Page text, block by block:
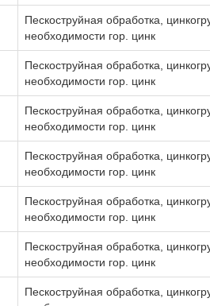
Пескоструйная обработка,
необходимости гор. цинк
Пескоструйная обработка,
необходимости гор. цинк
Пескоструйная обработка,
необходимости гор. цинк
Пескоструйная обработка,
необходимости гор. цинк
Пескоструйная обработка,
необходимости гор. цинк
Пескоструйная обработка,
необходимости гор. цинк
Пескоструйная обработка,